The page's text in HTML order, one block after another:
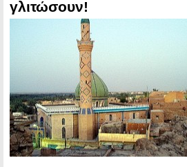
γλιτώσουν!